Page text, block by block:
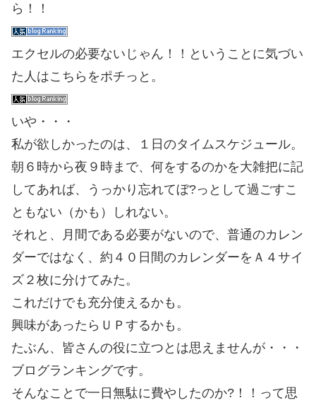
ら！！
エクセルの必要ないじゃん！！ということに気づい
た人はこちらをポチっと。
いや・・・
私が欲しかったのは、１日のタイムスケジュール。
朝６時から夜９時まで、何をするのかを大雑把に記
してあれば、うっかり忘れてぼ?っとして過ごすこ
ともない（かも）しれない。
それと、月間である必要がないので、普通のカレン
ダーではなく、約４０日間のカレンダーをＡ４サイ
ズ２枚に分けてみた。
これだけでも充分使えるかも。
興味があったらＵＰするかも。
たぶん、皆さんの役に立つとは思えませんが・・・
ブログランキングです。
そんなことで一日無駄に費やしたのか?！！って思